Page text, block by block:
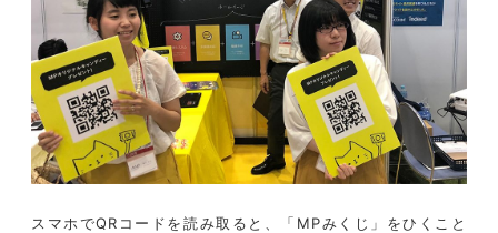
スマホでQRコードを読み取ると、「MPみくじ」をひくこと